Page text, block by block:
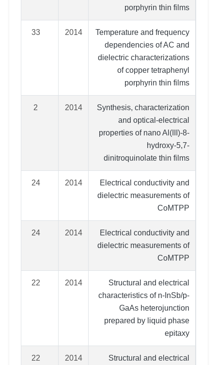
porphyrin thin films
Temperature and frequency
dependencies of AC and
dielectric characterizations
of copper tetraphenyl
porphyrin thin films
2014
33
Synthesis, characterization
and optical-electrical
properties of nano Al(III)-8-
hydroxy-5,7-
dinitroquinolate thin films
2014
2
Electrical conductivity and
dielectric measurements of
CoMTPP
2014
24
Electrical conductivity and
dielectric measurements of
CoMTPP
2014
24
Structural and electrical
characteristics of n-InSb/p-
GaAs heterojunction
prepared by liquid phase
epitaxy
2014
22
Structural and electrical
2014
22